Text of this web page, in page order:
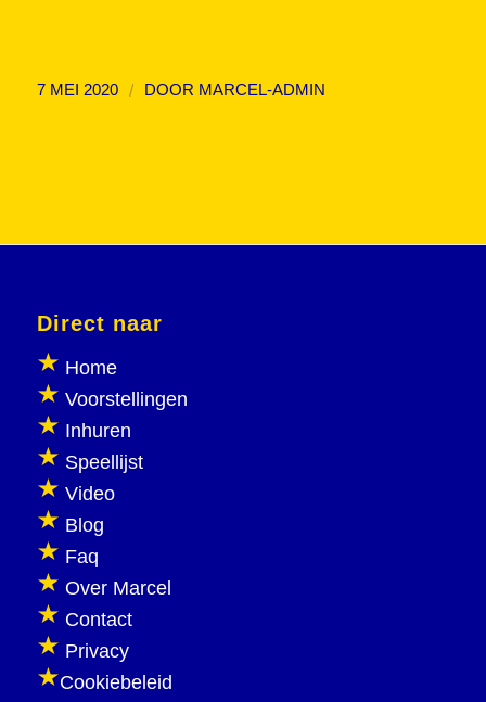
7 MEI 2020 / DOOR MARCEL-ADMIN
Direct naar
Home
Voorstellingen
Inhuren
Speellijst
Video
Blog
Faq
Over Marcel
Contact
Privacy
Cookiebeleid